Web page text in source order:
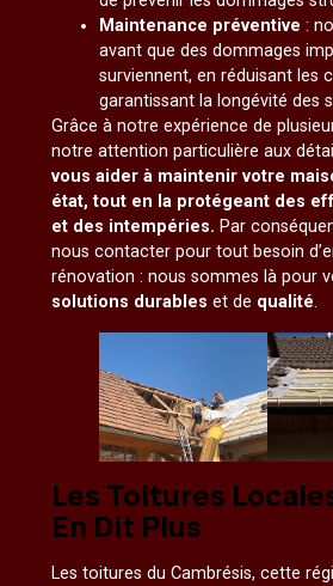
Maintenance préventive :
avant que des dommages
surviennent, en réduisant les
garantissant la longévité des
Grâce à notre expérience de
notre attention particulière aux
vous aider à maintenir votre
état, tout en la protégeant des
et des intempéries. Par
nous contacter pour tout besoin
rénovation : nous sommes là pour
solutions durables et de qualité.
Les Toitures
En Dit Plus
Les toitures du Cambrésis, cette